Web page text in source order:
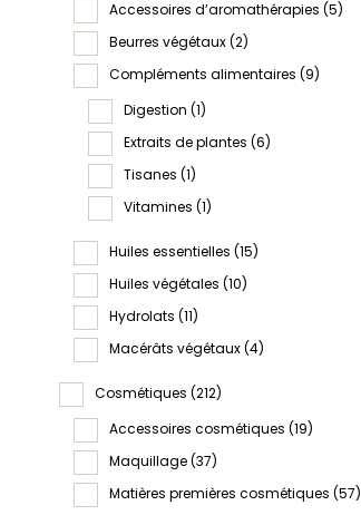
Accessoires d’aromathérapies (5)
Beurres végétaux(2)
Compléments alimentaires (9)
Digestion (1)
Extraits de plantes (6)
Tisanes (1)
Vitamines (1)
Huiles essentielles (15)
Huiles végétales (10)
Hydrolats (11)
Macérâts végétaux(4)
Cosmétiques (212)
Accessoires cosmétiques (19)
Maquillage(37)
Matières premières cosmétiques (57)